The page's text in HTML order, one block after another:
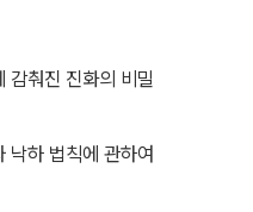
감춰진 진화의 비밀
낙하 법칙에 관하여